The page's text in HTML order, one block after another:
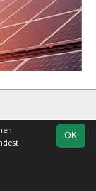
Datenschutz OK